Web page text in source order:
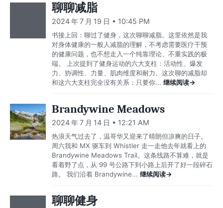
聊聊减脂
2024 年 7 月 19 日 • 10:45 PM
书接上回：聊过了健身，这次聊聊减脂。这里依然是我
对身体健康的一般人减脂的理解，不考虑需要医疗干预
的健康问题，也不想走入一个纯靠理论、不重实践的极
端。 上次提到了健身运动的六大支柱：活动性、爆发
力、协调性、力量、肌肉维度和耐力。这次聊的减脂却
和这六大支柱完全没有关系：只要你... 继续阅读→
Brandywine Meadows
2024 年 7 月 14 日 • 12:21 AM
热浪天气过去了，温哥华又迎来了晴朗但凉爽的日子。
周六我和 MX 驱车到 Whistler 走一走他去年就看上的
Brandywine Meadows Trail。这条线路不算难，就是
看着野了点，从 99 号公路下到小路上后开了好一段碎石
路。 我们沿着 Brandywine... 继续阅读→
聊聊健身